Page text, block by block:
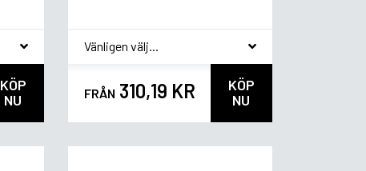
KÖP
NU
* Smagsvariant
FRÅN 310,19 KR
KÖP
NU